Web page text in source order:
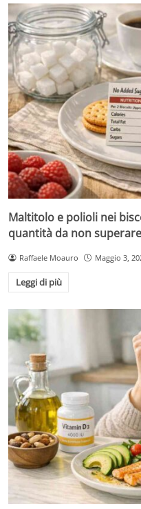
Maltitolo e polioli nei
quantità da non superare
Raffaele Moauro Maggio 3,
Leggi di più